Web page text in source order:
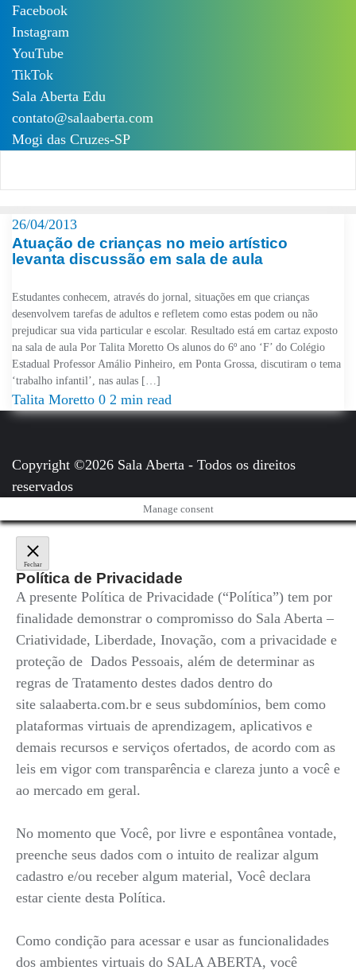
Skip
content
Facebook
Instagram
YouTube
TikTok
Sala Aberta Edu
contato@salaaberta.com
Mogi das Cruzes-SP
26/04/2013
Atuação de crianças no meio artístico
levanta discussão em sala de aula
Estudantes conhecem, através do jornal, situações em que crianças
desenvolvem tarefas de adultos e refletem como estas podem ou não
prejudicar sua vida particular e escolar. Resultado está em cartaz exposto
na sala de aula Por Talita Moretto Os alunos do 6º ano ‘F’ do Colégio
Estadual Professor Amálio Pinheiro, em Ponta Grossa, discutiram o tema
‘trabalho infantil’, nas aulas […]
Talita Moretto 0 2 min read
Copyright ©2026 Sala Aberta - Todos os direitos
reservados
Manage consent
Fechar
Política de Privacidade
A presente Política de Privacidade (“Política”) tem por
finalidade demonstrar o compromisso do Sala Aberta –
Criatividade, Liberdade, Inovação, com a privacidade e
proteção de Dados Pessoais, além de determinar as
regras de Tratamento destes dados dentro do
site salaaberta.com.br e seus subdomínios, bem como
plataformas virtuais de aprendizagem, aplicativos e
demais recursos e serviços ofertados, de acordo com as
leis em vigor com transparência e clareza junto a você e
ao mercado em geral.
No momento que Você, por livre e espontânea vontade,
preenche seus dados com o intuito de realizar algum
cadastro e/ou receber algum material, Você declara
estar ciente desta Política.
Como condição para acessar e usar as funcionalidades
dos ambientes virtuais do SALA ABERTA, você